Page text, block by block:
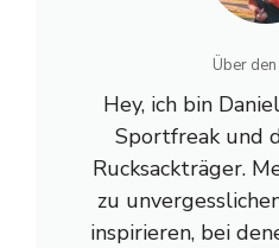
Über
Hey, ich bin
Sportfreak und
Rucksackträger.
zu
inspirieren, bei